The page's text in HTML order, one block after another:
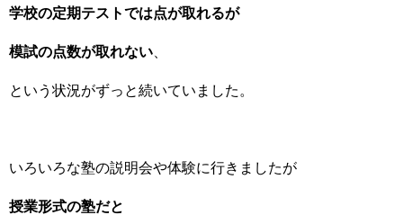
学校の定期テストでは点が取れるが
模試の点数が取れない
という状況がずっと続いていました。
いろいろな塾の説明会や体験に行きましたが
授業形式の塾だと